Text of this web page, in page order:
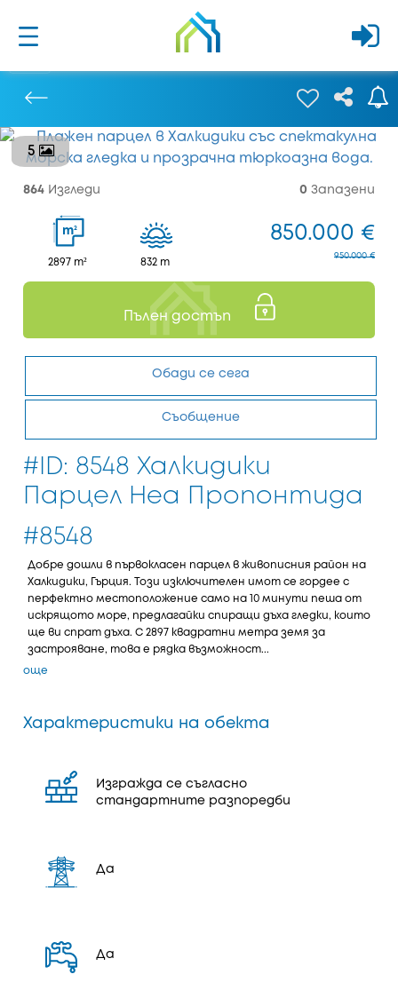
5
864 Изгледи 0 Запазени
m2
2897 m² 832 m
850.000 €
950.000 €
Пълен достъп
Обади се сега
Съобщение
#ID: 8548 Халкидики
Парцел Неа Пропонтида
#8548
Добре дошли в първокласен парцел в живописния район на
Халкидики, Гърция. Този изключителен имот се гордее с
перфектно местоположение само на 10 минути пеша от
искрящото море, предлагайки спиращи дъха гледки, които
ще ви спрат дъха. С 2897 квадратни метра земя за
застрояване, това е рядка възможност...
още
Характеристики на обекта
Изгражда се съгласно
стандартните разпоредби
Да
Да